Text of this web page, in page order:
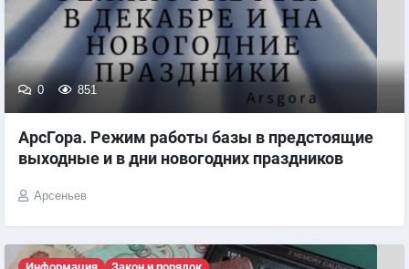
0 851
АрсГора. Режим работы базы в предстоящие
выходные и в дни новогодних праздников
Арсеньев